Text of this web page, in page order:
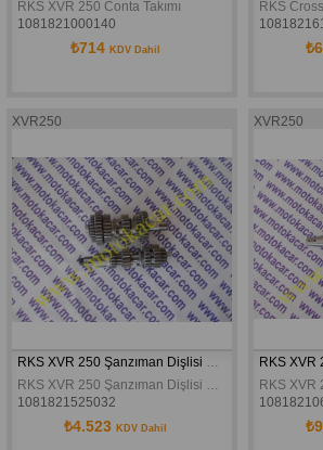
RKS XVR 250 Conta Takımı
1081821000140
₺714 KDV Dahil
XVR250
RKS XVR 250 Şanzıman Dişlisi Komple Set
RKS XVR 250 Şanzıman Dişlisi Komple Set
1081821525032
₺4.523 KDV Dahil
XVR250
RKS XVR
RKS XVR